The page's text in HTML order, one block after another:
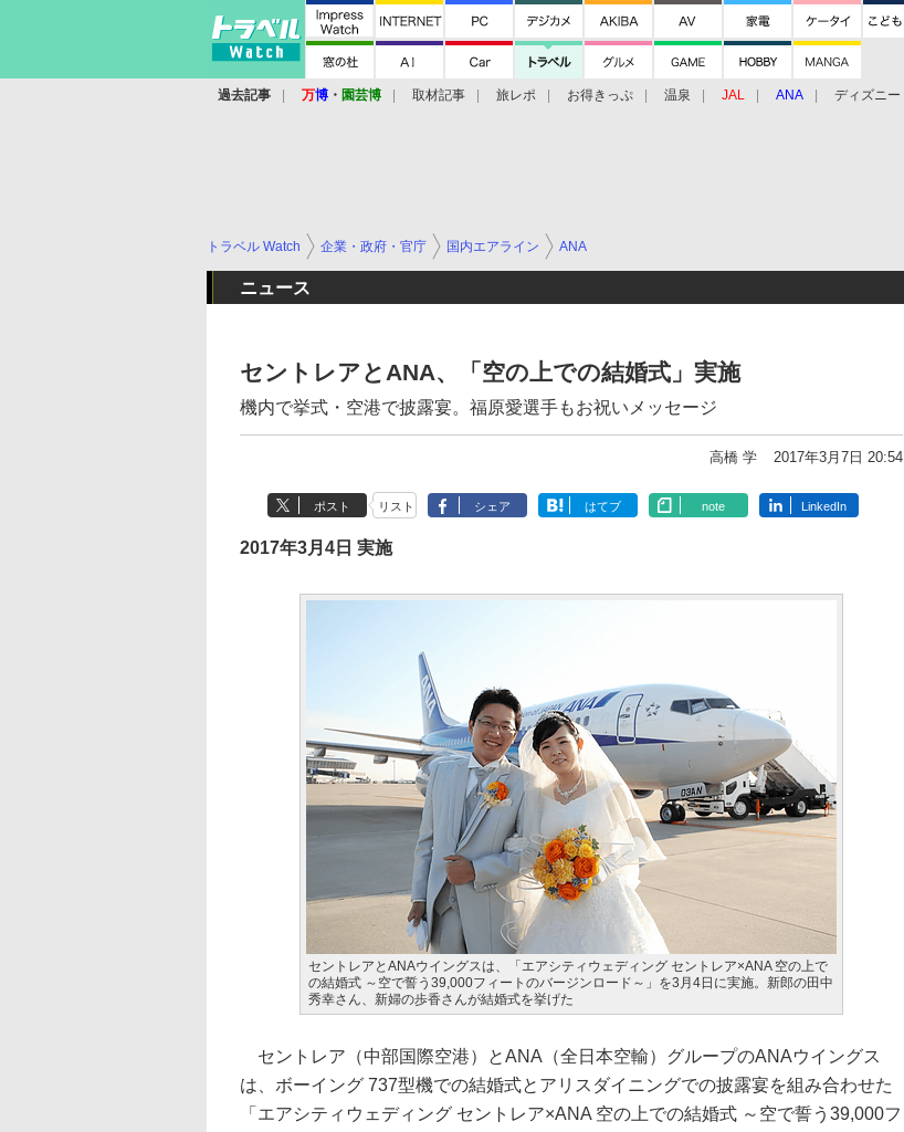
過去記事 万博 ・ 園芸博 取材記事 旅レポ お得きっぷ 温泉 JAL ANA ディズニー
トラベル Watch 企業・政府・官庁 国内エアライン ANA
ニュース
セントレアとANA、「空の上での結婚式」実施
機内で挙式・空港で披露宴。福原愛選手もお祝いメッセージ
高橋 学 2017年3月7日 20:54
ポスト リスト シェア はてブ note LinkedIn
2017年3月4日 実施
セントレアとANAウイングスは、「エアシティウェディング セントレア×ANA 空の上で
の結婚式 ～空で誓う39,000フィートのバージンロード～」を3月4日に実施。新郎の田中
秀幸さん、新婦の歩香さんが結婚式を挙げた
セントレア（中部国際空港）とANA（全日本空輸）グループのANAウイングス
は、ボーイング 737型機での結婚式とアリスダイニングでの披露宴を組み合わせた
「エアシティウェディング セントレア×ANA 空の上での結婚式 ～空で誓う39,000フ